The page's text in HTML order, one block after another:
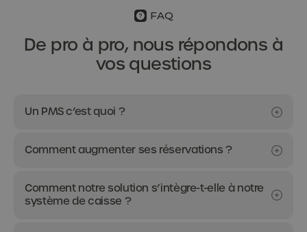
FAQ
De pro à pro, nous répondons à
vos questions
Un PMS c’est quoi ?
Comment augmenter ses réservations ?
Comment notre solution s’intègre-t-elle à notre
système de caisse ?